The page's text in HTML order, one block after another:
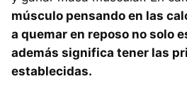
músculo pensando en las
a quemar en reposo no solo
además significa tener las
establecidas.